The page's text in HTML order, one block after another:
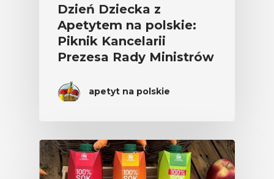
Dzień Dziecka z
Apetytem na polskie:
Piknik Kancelarii
Prezesa Rady Ministrów
apetyt na polskie